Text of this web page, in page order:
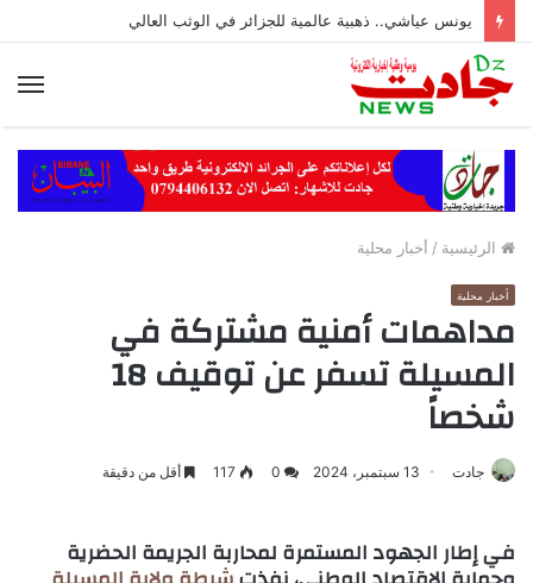
يونس عياشي.. ذهبية عالمية للجزائر في الوثب العالي
الرئيسية / أخبار محلية
أخبار محلية
مداهمات أمنية مشتركة في
المسيلة تسفر عن توقيف 18
شخصاً
جادت 13 سبتمبر، 2024 0
117 أقل من دقيقة
في إطار الجهود المستمرة لمحاربةالجريمة الحضرية